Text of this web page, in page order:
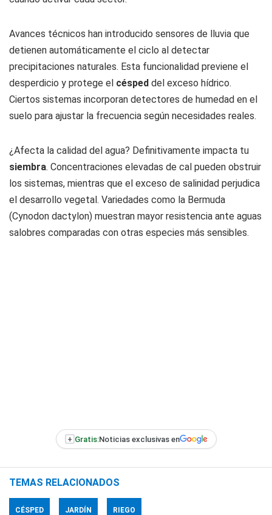
Avances técnicos han introducido sensores de lluvia que
detienen automáticamente el ciclo al detectar
precipitaciones naturales. Esta funcionalidad previene el
desperdicio y protege el césped del exceso hídrico.
Ciertos sistemas incorporan detectores de humedad en el
suelo para ajustar la frecuencia según necesidades reales.
¿Afecta la calidad del agua? Definitivamente impacta tu
siembra. Concentraciones elevadas de cal pueden obstruir
los sistemas, mientras que el exceso de salinidad perjudica
el desarrollo vegetal. Variedades como la Bermuda
(Cynodon dactylon) muestran mayor resistencia ante aguas
salobres comparadas con otras especies más sensibles.
+ Gratis:Noticias exclusivas en
TEMAS RELACIONADOS
CÉSPED JARDÍN RIEGO